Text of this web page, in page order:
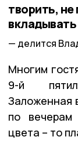
творить,
делится
Многим
9-й
Заложенная
по вечерам
цвета – то